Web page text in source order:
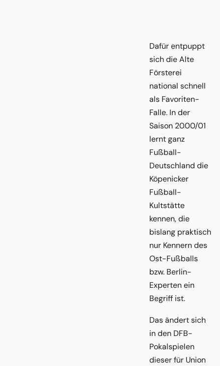
Dafür entpuppt
sich die Alte
Försterei
national schnell
als Favoriten-
Falle. In der
Saison 2000/01
lernt ganz
Fußball-
Deutschland die
Köpenicker
Fußball-
Kultstätte
kennen, die
bislang praktisch
nur Kennern des
Ost-Fußballs
bzw. Berlin-
Experten ein
Begriff ist.
Das ändert sich
in den DFB-
Pokalspielen
dieser für Union